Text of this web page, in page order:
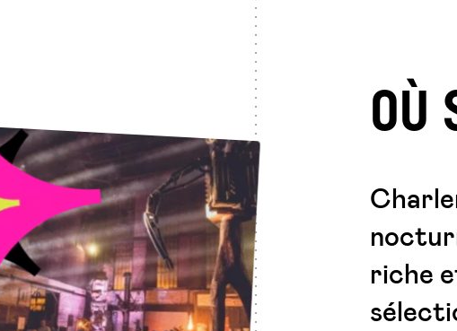
OÙ
riche